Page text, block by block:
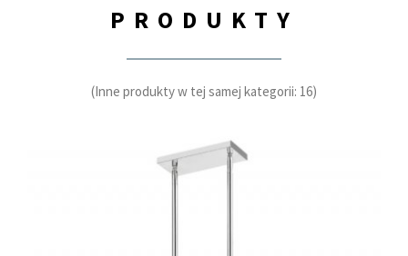
PRODUKTY
(Inne produkty w tej samej kategorii: 16)